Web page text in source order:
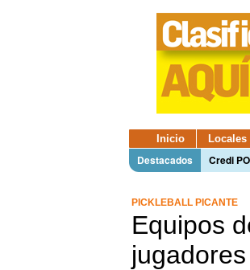
Inicio Locales
Destacados Credi
PICKLEBALL PICANTE
Equipos
jugadores